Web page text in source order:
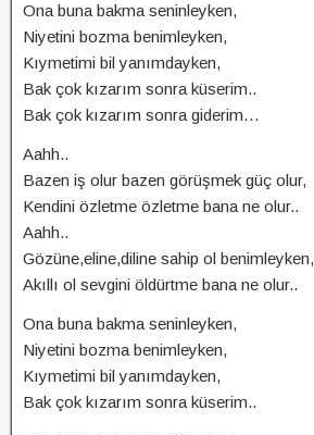
Ona buna bakma seninleyken,
Niyetini bozma benimleyken,
Kıymetimi bil yanımdayken,
Bak çok kızarım sonra küserim..
Bak çok kızarım sonra giderim…
Aahh..
Bazen iş olur bazen görüşmek güç olur,
Kendini özletme özletme bana ne olur..
Aahh..
Gözüne,eline,diline sahip ol benimleyken,
Akıllı ol sevgini öldürtme bana ne olur..
Ona buna bakma seninleyken,
Niyetini bozma benimleyken,
Kıymetimi bil yanımdayken,
Bak çok kızarım sonra küserim..